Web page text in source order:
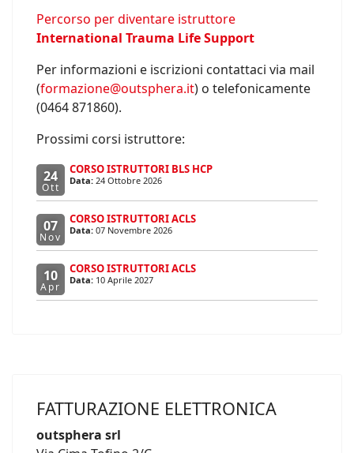
Percorso per diventare istruttore
International Trauma Life Support
Per informazioni e iscrizioni contattaci via mail
(formazione@outsphera.it) o telefonicamente
(0464 871860).
Prossimi corsi istruttore:
24
Ott
CORSO ISTRUTTORI BLS HCP
Data: 24 Ottobre 2026
07
Nov
CORSO ISTRUTTORI ACLS
Data: 07 Novembre 2026
10
Apr
CORSO ISTRUTTORI ACLS
Data: 10 Aprile 2027
FATTURAZIONE ELETTRONICA
outsphera srl